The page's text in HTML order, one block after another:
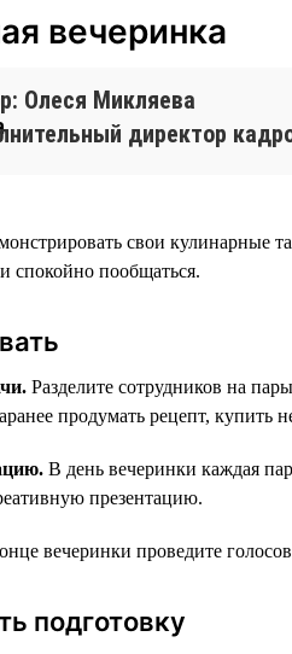
вечеринка
Олеся Микляева
директор
свои кулинарные
спокойно пообщаться.
Разделите сотрудников на
продумать рецепт, купить
В день вечеринки каждая
презентацию.
вечеринки проведите
подготовку